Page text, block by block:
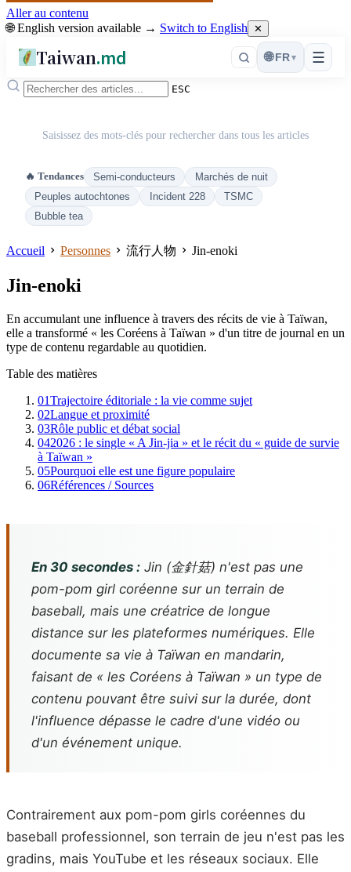
Aller au contenu
🌐 English version available → Switch to English ✕
Taiwan.md ☰
🌐 FR ▾
ESC
Saisissez des mots-clés pour rechercher dans tous les articles
🔥 Tendances Semi-conducteurs
Marchés de nuit
Peuples autochtones
Incident 228
TSMC
Bubble tea
Accueil Personnes 流行人物 Jin-enoki
Jin-enoki
En accumulant une influence à travers des récits de vie à Taïwan,
elle a transformé « les Coréens à Taïwan » d'un titre de journal en un
type de contenu regardable au quotidien.
Table des matières
01Trajectoire éditoriale : la vie comme sujet
02Langue et proximité
03Rôle public et débat social
042026 : le single « A Jin-jia » et le récit du « guide de survie
à Taïwan »
05Pourquoi elle est une figure populaire
06Références / Sources
En 30 secondes : Jin (金針菇) n'est pas une
pom-pom girl coréenne sur un terrain de
baseball, mais une créatrice de longue
distance sur les plateformes numériques. Elle
documente sa vie à Taïwan en mandarin,
faisant de « les Coréens à Taïwan » un type de
contenu pouvant être suivi sur la durée, dont
l'influence dépasse le cadre d'une vidéo ou
d'un événement unique.
Contrairement aux pom-pom girls coréennes du
baseball professionnel, son terrain de jeu n'est pas les
gradins, mais YouTube et les réseaux sociaux. Elle